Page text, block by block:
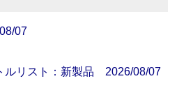
07
ルリスト：新製品 2026/08/07